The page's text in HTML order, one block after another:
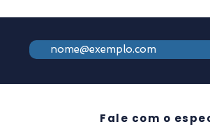
Fale com o